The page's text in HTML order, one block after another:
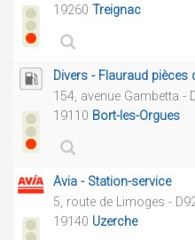
19260 Treignac
Divers - Flauraud pièces
154, avenue Gambetta -
19110 Bort-les-Orgues
Avia - Station-service
5, route de Limoges -
19140 Uzerche